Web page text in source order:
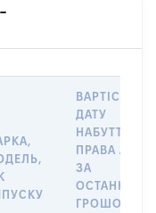
ВАРТІСТЬ НА
ДАТУ
НАБУТТЯ
ПРАВА АБО
ЗА
ГРОШОВОЮ